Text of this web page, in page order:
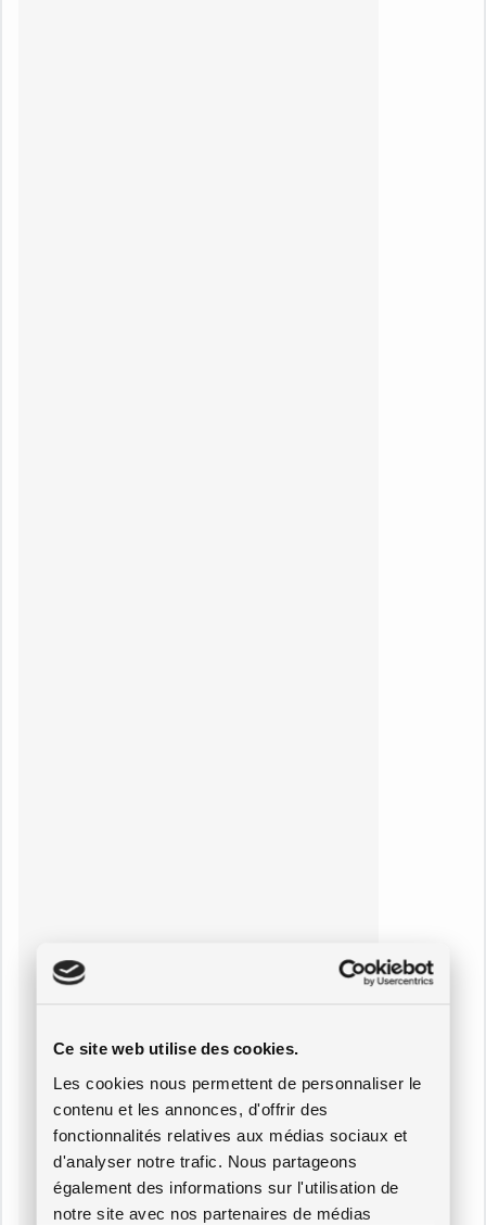
Ce site web utilise des cookies.
Les cookies nous permettent de personnaliser le
contenu et les annonces, d'offrir des
fonctionnalités relatives aux médias sociaux et
d'analyser notre trafic. Nous partageons
également des informations sur l'utilisation de
notre site avec nos partenaires de médias